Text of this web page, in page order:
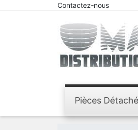
Contactez-nous
Pièces